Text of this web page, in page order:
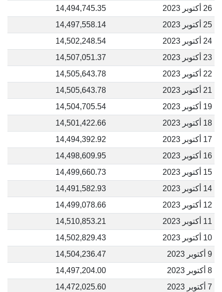
26 أكتوبر 2023
14,494,745.35
25 أكتوبر 2023
14,497,558.14
24 أكتوبر 2023
14,502,248.54
23 أكتوبر 2023
14,507,051.37
22 أكتوبر 2023
14,505,643.78
21 أكتوبر 2023
14,505,643.78
19 أكتوبر 2023
14,504,705.54
18 أكتوبر 2023
14,501,422.66
17 أكتوبر 2023
14,494,392.92
16 أكتوبر 2023
14,498,609.95
15 أكتوبر 2023
14,499,660.73
14 أكتوبر 2023
14,491,582.93
12 أكتوبر 2023
14,499,078.66
11 أكتوبر 2023
14,510,853.21
10 أكتوبر 2023
14,502,829.43
9 أكتوبر 2023
14,504,236.47
8 أكتوبر 2023
14,497,204.00
7 أكتوبر 2023
14,472,025.60